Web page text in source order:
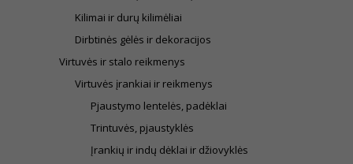
Kilimai ir durų kilimėliai
Dirbtinės gėlės ir dekoracijos
Virtuvės ir stalo reikmenys
Virtuvės įrankiai ir reikmenys
Pjaustymo lentelės, padėklai
Trintuvės, pjaustyklės
Įrankių ir indų dėklai ir džiovyklės